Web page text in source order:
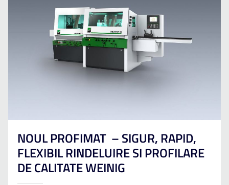
NOUL PROFIMAT – SIGUR, RAPID,
FLEXIBIL RINDELUIRE SI PROFILARE
DE CALITATE WEINIG